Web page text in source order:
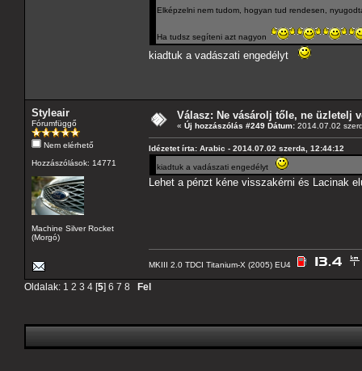
Elképzelni nem tudom, hogyan tud rendesen,
Ha tudsz segíteni azt nagyon
kiadtuk a vadászati engedélyt
Styleair
Fórumfüggő
Nem elérhető
Hozzászólások: 14771
Machine Silver Rocket
(Morgó)
Válasz: Ne vásárolj tőle, ne üzletelj
« Új hozzászólás #249 Dátum: 2014.07.02
Idézetet írta: Arabic - 2014.07.02 szerda, 12:44:12
kiadtuk a vadászati engedélyt
Lehet a pénzt kéne visszakérni és Lacinak
MKIII 2.0 TDCI Titanium-X (2005) EU4
Oldalak: 1 2 3 4 [5] 6 7 8 Fel